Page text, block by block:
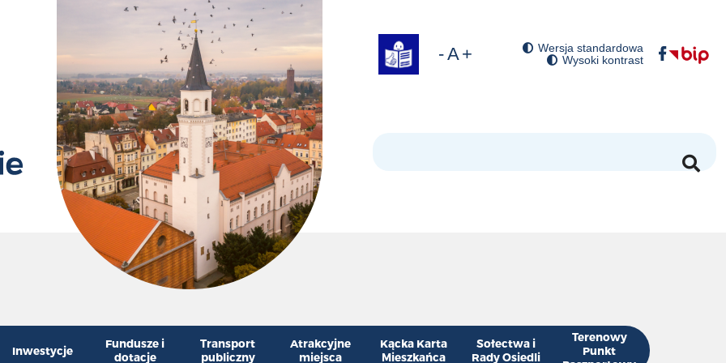
Zmniejsz rozmiar czcionki
Przywróć domyślny rozmiar czcionki
Zwiększ rozmiar czcionki
Wersja standardowa
Wysoki kontrast
Inwestycje
Fundusze i
dotacje
Transport
publiczny
Atrakcyjne
miejsca
Kącka Karta
Mieszkańca
Sołectwa i
Rady Osiedli
Terenowy
Punkt